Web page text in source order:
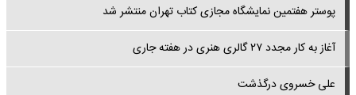
پوستر هفتمین نمایشگاه مجازی کتاب تهران منتشر شد
آغاز به کار مجدد ۲۷ گالری هنری در هفته جاری
علی خسروی درگذشت